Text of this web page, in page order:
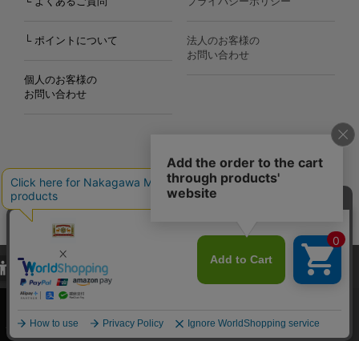
└ ポイントについて
個人のお客様の
お問い合わせ
法人のお客様の
お問い合わせ
Copyright©2000
Nakagawa Masashichi Shoten All Rights Reserved.
当サイトでは、当サイト内における閲覧履歴・属性情報などの取得およ
び利便性向上のためにクッキー（Cookie）を使用いたします。詳細に
関しては「プライバシーポリシー
承諾する